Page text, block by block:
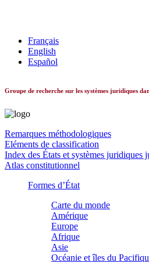
Français
English
Español
Groupe de recherche sur les systèmes juridiques
Remarques méthodologiques
Eléments de classification
Index des États et systèmes juridiques
Atlas constitutionnel
Formes d’État
Carte du monde
Amérique
Europe
Afrique
Asie
Océanie et îles du